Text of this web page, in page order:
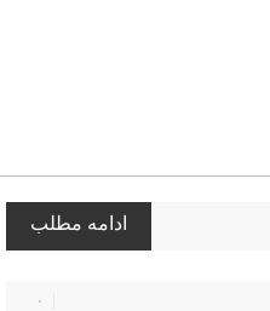
ادامه مطلب
۰